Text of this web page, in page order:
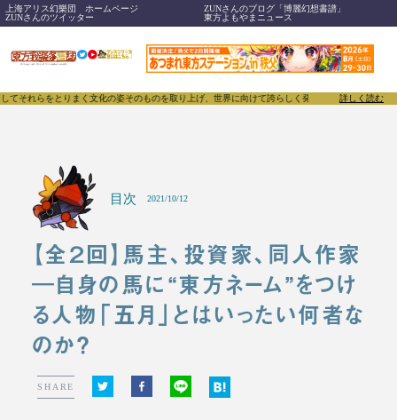
上海アリス幻樂団 ホームページ
ZUNさんのブログ「博麗幻想書譜」
ZUNさんのツイッター
東方よもやまニュース
とりまく文化の姿そのものを取り上げ、世界に向けて誇らしく発信することで、東方Project
詳しく読む
目次 2021/10/12
【全２回】馬主、投資家、同人作家
―自身の馬に“東方ネーム”をつけ
る人物「五月」とはいったい何者な
のか？
SHARE